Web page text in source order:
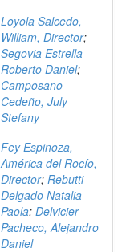
Loyola Salcedo,
William, Director;
Segovia Estrella
Roberto Daniel;
Camposano
Cedeño, July
Stefany
Fey Espinoza,
América del Rocío,
Director; Rebutti
Delgado Natalia
Paola; Delvicier
Pacheco, Alejandro
Daniel